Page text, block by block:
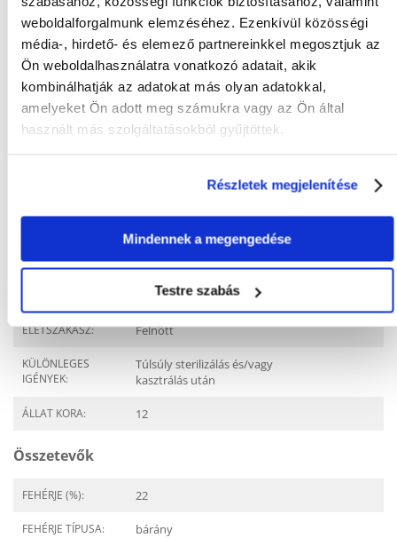
weboldalforgalmunk elemzéséhez. Ezenkívül közösségi
média-, hirdető- és elemező partnereinkkel megosztjuk az
Ön weboldalhasználatra vonatkozó adatait, akik
kombinálhatják az adatokat más olyan adatokkal,
amelyeket Ön adott meg számukra vagy az Ön által
használt más szolgáltatásokból gyűjtöttek.
Részletek megjelenítése
Mindennek a megengedése
Testre szabás
Gyakori Kérdések (GYIK)
Tulajdonságok
ÁLLAT MÉRETE: Univerzális
toscana
HAPPY DOG
Javasolt felhasználás
ÉLETSZAKASZ: Felnőtt
KÜLÖNLEGES
IGÉNYEK:
Túlsúly sterilizálás és/vagy
kasztrálás után
ÁLLAT KORA: 12
Összetevők
FEHÉRJE (%): 22
FEHÉRJE TÍPUSA: bárány